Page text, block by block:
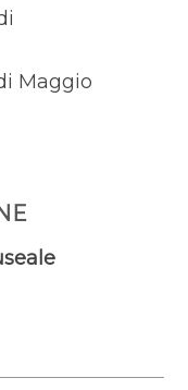
Maggio